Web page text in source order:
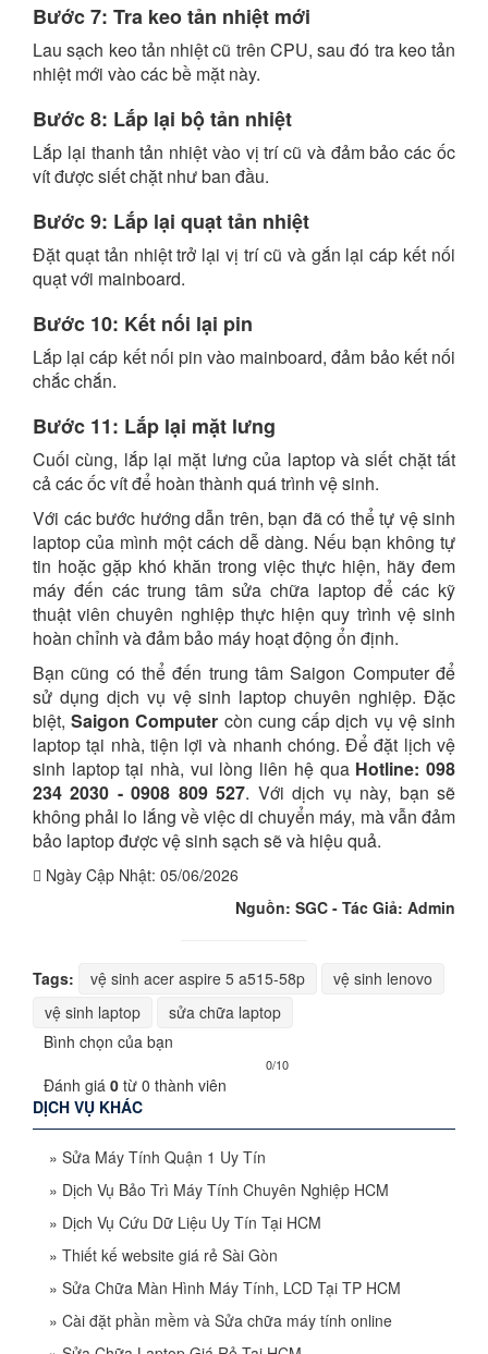
Bước 7: Tra keo tản nhiệt mới
Lau sạch keo tản nhiệt cũ trên CPU, sau đó tra keo tản
nhiệt mới vào các bề mặt này.
Bước 8: Lắp lại bộ tản nhiệt
Lắp lại thanh tản nhiệt vào vị trí cũ và đảm bảo các ốc
vít được siết chặt như ban đầu.
Bước 9: Lắp lại quạt tản nhiệt
Đặt quạt tản nhiệt trở lại vị trí cũ và gắn lại cáp kết nối
quạt với mainboard.
Bước 10: Kết nối lại pin
Lắp lại cáp kết nối pin vào mainboard, đảm bảo kết nối
chắc chắn.
Bước 11: Lắp lại mặt lưng
Cuối cùng, lắp lại mặt lưng của laptop và siết chặt tất
cả các ốc vít để hoàn thành quá trình vệ sinh.
Với các bước hướng dẫn trên, bạn đã có thể tự vệ sinh
laptop của mình một cách dễ dàng. Nếu bạn không tự
tin hoặc gặp khó khăn trong việc thực hiện, hãy đem
máy đến các trung tâm sửa chữa laptop để các kỹ
thuật viên chuyên nghiệp thực hiện quy trình vệ sinh
hoàn chỉnh và đảm bảo máy hoạt động ổn định.
Bạn cũng có thể đến trung tâm Saigon Computer để
sử dụng dịch vụ vệ sinh laptop chuyên nghiệp. Đặc
biệt,Saigon Computer còn cung cấp dịch vụ vệ sinh
laptop tại nhà, tiện lợi và nhanh chóng. Để đặt lịch vệ
sinh laptop tại nhà, vui lòng liên hệ qua Hotline: 098
234 2030 - 0908 809 527. Với dịch vụ này, bạn sẽ
không phải lo lắng về việc di chuyển máy, mà vẫn đảm
bảo laptop được vệ sinh sạch sẽ và hiệu quả.
Ngày Cập Nhật: 05/06/2026
Nguồn: SGC - Tác Giả: Admin
Tags: vệ sinh acer aspire 5 a515-58p
vệ sinh lenovo
vệ sinh laptop
sửa chữa laptop
Bình chọn của bạn
0/10
Đánh giá 0 từ 0 thành viên
DỊCH VỤ KHÁC
» Sửa Máy Tính Quận 1 Uy Tín
» Dịch Vụ Bảo Trì Máy Tính Chuyên Nghiệp HCM
» Dịch Vụ Cứu Dữ Liệu Uy Tín Tại HCM
» Thiết kế website giá rẻ Sài Gòn
» Sửa Chữa Màn Hình Máy Tính, LCD Tại TP HCM
» Cài đặt phần mềm và Sửa chữa máy tính online